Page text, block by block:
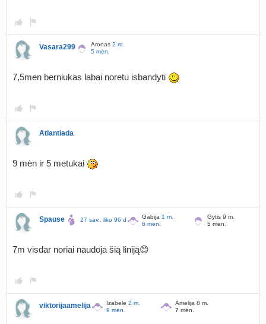
Vasara299 Aronas 2 m.
5 mėn.
7,5men berniukas labai noretu isbandyti
Atlantiada
9 mėn ir 5 metukai
Spause 27 sav., liko 96 d. Gabija 1 m.
6 mėn.
Gytis 9 m.
5 mėn.
7m visdar noriai naudoja šią liniją😊
viktorijaamelija Izabele 2 m.
9 mėn.
Amelija 8 m.
7 mėn.